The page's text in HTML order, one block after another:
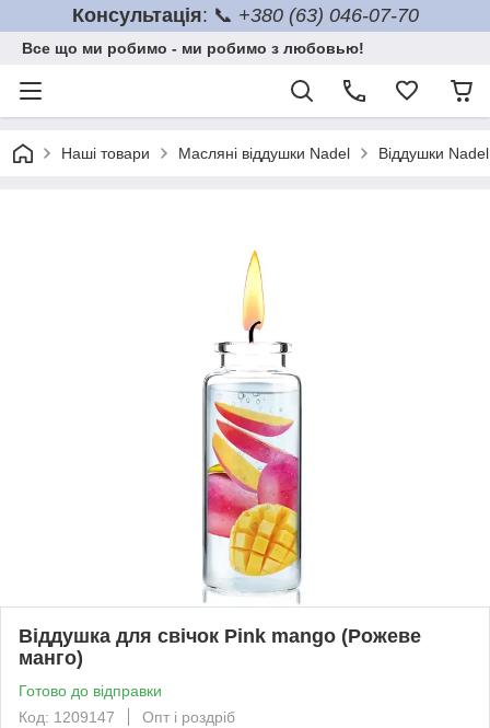
Консультація: 📞 +380 (63) 046-07-70
Все що ми робимо - ми робимо з любовью!
Наші товари Масляні віддушки Nadel Віддушки Nadel
Віддушка для свічок Pink mango (Рожеве
манго)
Готово до відправки
Код: 1209147
Опт і роздріб